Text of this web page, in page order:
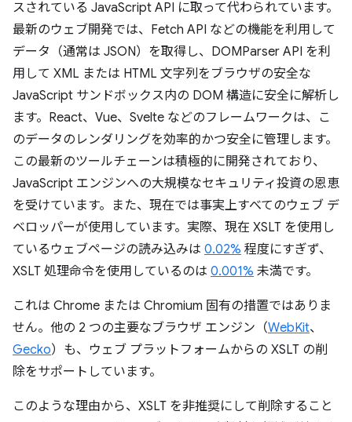
スされている JavaScript API に取って代わられています。
最新のウェブ開発では、Fetch API などの機能を利用して
データ（通常は JSON）を取得し、DOMParser API を利
用して XML または HTML 文字列をブラウザの安全な
JavaScript サンドボックス内の DOM 構造に安全に解析し
ます。React、Vue、Svelte などのフレームワークは、こ
のデータのレンダリングを効率的かつ安全に管理します。
この最新のツールチェーンは積極的に開発されており、
JavaScript エンジンへの大規模なセキュリティ投資の恩恵
を受けています。また、現在では事実上すべてのウェブ デ
ベロッパーが使用しています。実際、現在 XSLT を使用し
ているウェブページの読み込みは 0.02% 程度にすぎず、
XSLT 処理命令を使用しているのは 0.001% 未満です。
これは Chrome または Chromium 固有の措置ではありま
せん。他の 2 つの主要なブラウザ エンジン（WebKit、
Gecko）も、ウェブ プラットフォームからの XSLT の削
除をサポートしています。
このような理由から、XSLT を非推奨にして削除すること